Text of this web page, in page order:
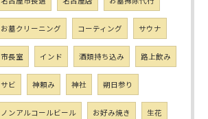
お墓クリーニング コーティング サウナ
市長室 インド 酒類持ち込み 路上飲み
サビ 神頼み 神社 朔日参り
ノンアルコールビール お好み焼き 生花